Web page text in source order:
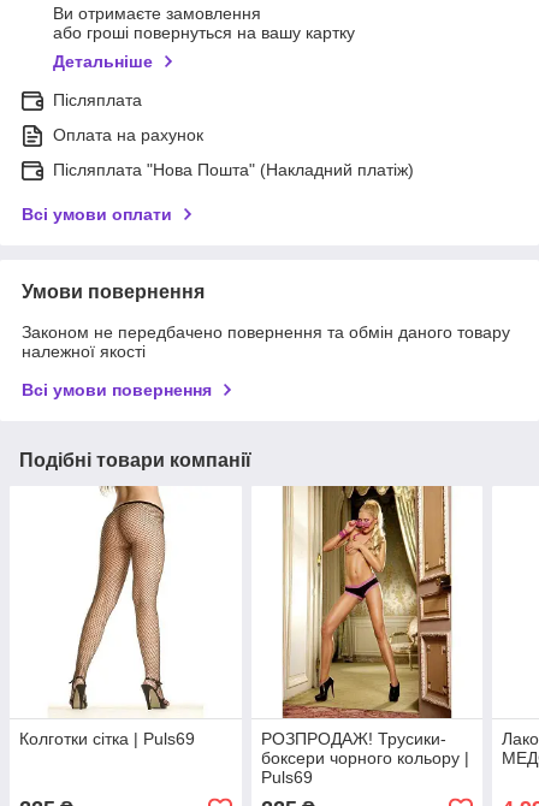
Ви отримаєте замовлення
або гроші повернуться на вашу картку
Детальніше
Післяплата
Оплата на рахунок
Післяплата "Нова Пошта" (Накладний платіж)
Всі умови оплати
Умови повернення
Законом не передбачено повернення та обмін даного товару
належної якості
Всі умови повернення
Подібні товари компанії
Колготки сітка | Puls69
РОЗПРОДАЖ! Трусики-
боксери чорного кольору |
Puls69